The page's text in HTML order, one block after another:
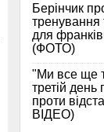
Берінчик
тренування
для
(ФОТО)
"Ми все ще
третій день
проти
ВІДЕО)